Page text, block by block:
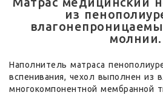
из
молнии.
Наполнитель матраса
вспенивания, чехол выполнен из
многокомпонентной мембранной